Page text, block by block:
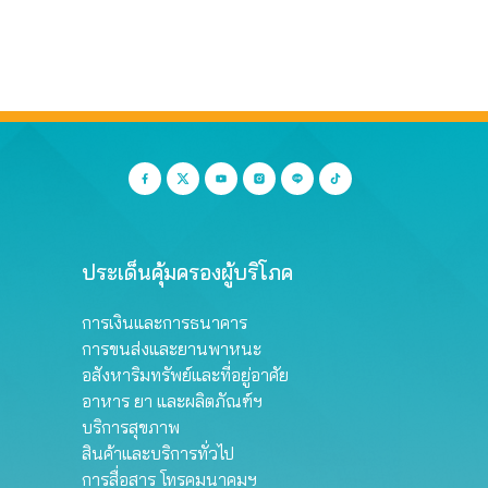
ประเด็นคุ้มครองผู้บริโภค
การเงินและการธนาคาร
การขนส่งและยานพาหนะ
อสังหาริมทรัพย์และที่อยู่อาศัย
อาหาร ยา และผลิตภัณฑ์ฯ
บริการสุขภาพ
สินค้าและบริการทั่วไป
การสื่อสาร โทรคมนาคมฯ